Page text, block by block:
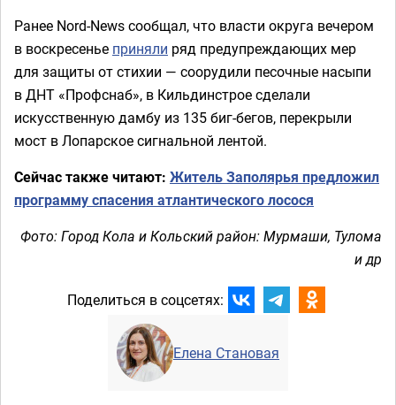
Ранее Nord-News сообщал, что власти округа вечером
в воскресенье приняли ряд предупреждающих мер
для защиты от стихии — соорудили песочные насыпи
в ДНТ «Профснаб», в Кильдинстрое сделали
искусственную дамбу из 135 биг-бегов, перекрыли
мост в Лопарское сигнальной лентой.
Сейчас также читают: Житель Заполярья предложил
программу спасения атлантического лосося
Фото: Город Кола и Кольский район: Мурмаши, Тулома
и др
Поделиться в соцсетях:
Елена Становая